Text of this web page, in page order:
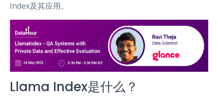
Index及其应用。
Llama Index是什么？